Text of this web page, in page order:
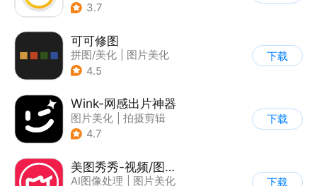
3.7
可可修图
拼图/美化
图片美化
4.5
下载
Wink-网感出片神器
图片美化
拍摄剪辑
4.7
下载
美图秀秀-视频/图片/Live人像精修工具
AI图像处理
图片美化
下载